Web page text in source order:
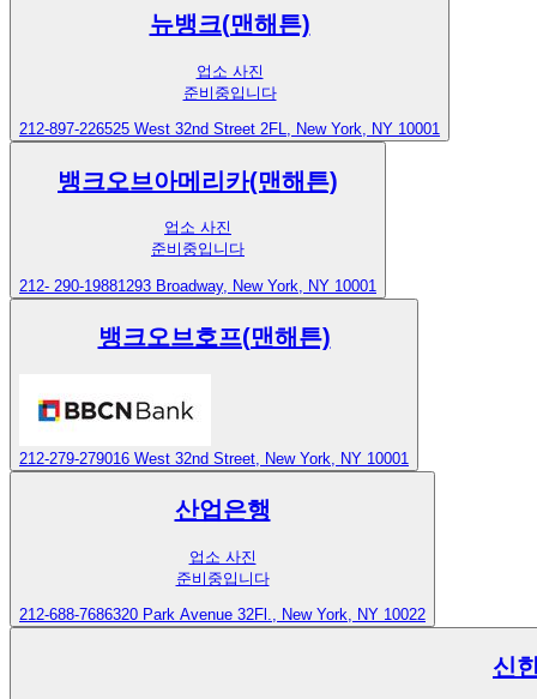
뉴뱅크(맨해튼)
업소 사진
준비중입니다
212-897-226525 West 32nd Street 2FL, New York, NY 10001
뱅크오브아메리카(맨해튼)
업소 사진
준비중입니다
212- 290-19881293 Broadway, New York, NY 10001
뱅크오브호프(맨해튼)
212-279-279016 West 32nd Street, New York, NY 10001
산업은행
업소 사진
준비중입니다
212-688-7686320 Park Avenue 32Fl., New York, NY 10022
신